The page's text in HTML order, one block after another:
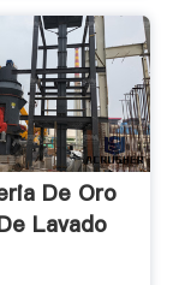
De Oro
Lavado